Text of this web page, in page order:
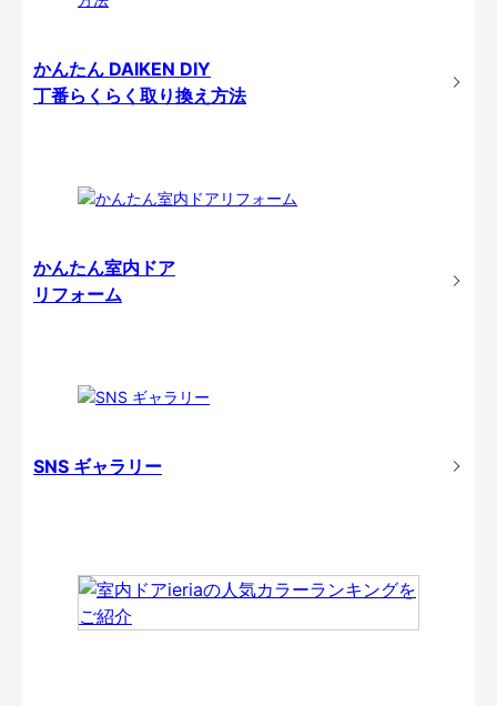
かんたん DAIKEN DIY
丁番らくらく取り換え方法
かんたん室内ドア
リフォーム
SNS ギャラリー